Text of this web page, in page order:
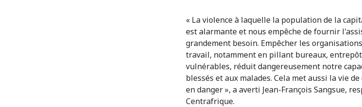
« La violence à laquelle la population de la
est alarmante et nous empêche de fournir
grandement besoin. Empêcher les
travail, notamment en pillant bureaux,
vulnérables, réduit dangereusement notre
blessés et aux malades. Cela met aussi la vie
en danger », a averti Jean-François Sangsue,
Centrafrique.